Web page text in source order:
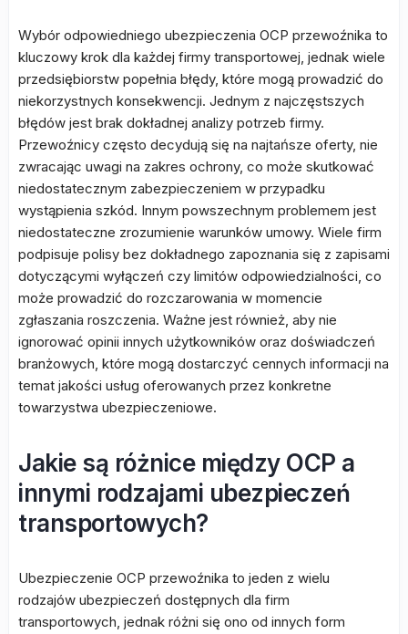
Wybór odpowiedniego ubezpieczenia OCP przewoźnika to
kluczowy krok dla każdej firmy transportowej, jednak wiele
przedsiębiorstw popełnia błędy, które mogą prowadzić do
niekorzystnych konsekwencji. Jednym z najczęstszych
błędów jest brak dokładnej analizy potrzeb firmy.
Przewoźnicy często decydują się na najtańsze oferty, nie
zwracając uwagi na zakres ochrony, co może skutkować
niedostatecznym zabezpieczeniem w przypadku
wystąpienia szkód. Innym powszechnym problemem jest
niedostateczne zrozumienie warunków umowy. Wiele firm
podpisuje polisy bez dokładnego zapoznania się z zapisami
dotyczącymi wyłączeń czy limitów odpowiedzialności, co
może prowadzić do rozczarowania w momencie
zgłaszania roszczenia. Ważne jest również, aby nie
ignorować opinii innych użytkowników oraz doświadczeń
branżowych, które mogą dostarczyć cennych informacji na
temat jakości usług oferowanych przez konkretne
towarzystwa ubezpieczeniowe.
Jakie są różnice między OCP a
innymi rodzajami ubezpieczeń
transportowych?
Ubezpieczenie OCP przewoźnika to jeden z wielu
rodzajów ubezpieczeń dostępnych dla firm
transportowych, jednak różni się ono od innych form